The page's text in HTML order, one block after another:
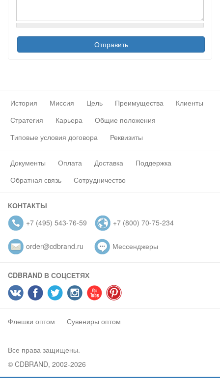
История Миссия Цель Преимущества
Клиенты
Стратегия
Карьера
Общие положения
Типовые условия договора
Реквизиты
Документы Оплата Доставка
Поддержка
Обратная связь
Сотрудничество
КОНТАКТЫ
+7 (495) 543-76-59
+7 (800) 70-75-234
order@cdbrand.ru Мессенджеры
CDBRAND В СОЦСЕТЯХ
Флешки оптом Сувениры оптом
Все права защищены.
© CDBRAND, 2002-2026